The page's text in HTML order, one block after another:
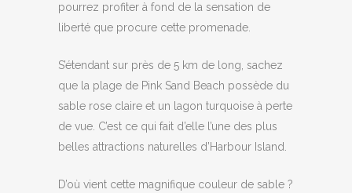
pourrez profiter à fond de la sensation de
liberté que procure cette promenade.
S’étendant sur près de 5 km de long, sachez
que la plage de Pink Sand Beach possède du
sable rose claire et un lagon turquoise à perte
de vue. C’est ce qui fait d’elle l’une des plus
belles attractions naturelles d’Harbour Island.
D’où vient cette magnifique couleur de sable ?